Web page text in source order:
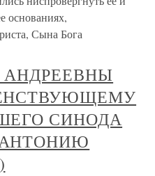
основаниях,
Сына Бога
СИНОДА